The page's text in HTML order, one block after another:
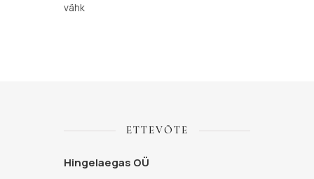
vähk
ETTEVÕTE
Hingelaegas OÜ